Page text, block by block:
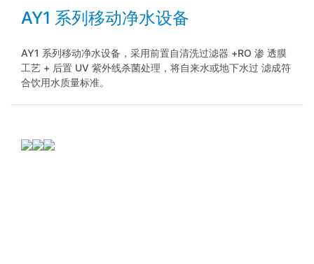
AY1 系列移动净水设备
AY1 系列移动净水设备，采用前置自清洗过滤器 +RO 渗 透膜
工艺 + 后置 UV 紫外线杀菌处理，将自来水或地下水过 滤成符
合饮用水质量标准。